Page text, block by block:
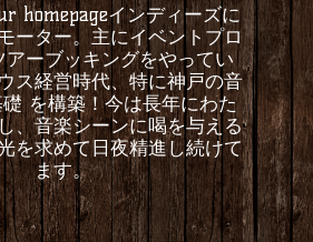
homepageインディーズに
ーター。主にイベントプロ
ーブッキングをやってい
ス経営時代、特に神戸の音
を構築！今は長年にわた
、音楽シーンに喝を与える
を求めて日夜精進し続けて
ます。